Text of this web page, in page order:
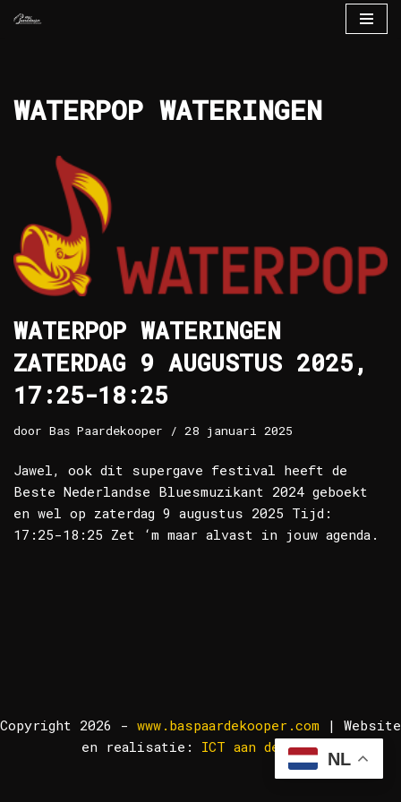
inhoud
WATERPOP WATERINGEN
WATERPOP WATERINGEN
ZATERDAG 9 AUGUSTUS 2025,
17:25-18:25
door Bas Paardekooper 28 januari 2025
Jawel, ook dit supergave festival heeft de
Beste Nederlandse Bluesmuzikant 2024 geboekt
en wel op zaterdag 9 augustus 2025 Tijd:
17:25-18:25 Zet ‘m maar alvast in jouw agenda.
Copyright 2026 - www.baspaardekooper.com | Website
en realisatie: ICT aan de Lek!
NL